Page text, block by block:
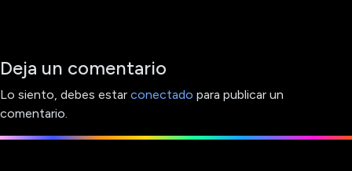
Deja un comentario
Lo siento, debes estar conectado para publicar un
comentario.